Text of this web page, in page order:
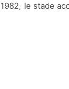
le stade